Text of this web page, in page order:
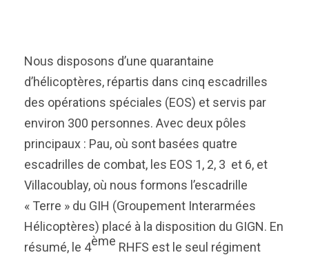
Nous disposons d’une quarantaine
d’hélicoptères, répartis dans cinq escadrilles
des opérations spéciales (EOS) et servis par
environ 300 personnes. Avec deux pôles
principaux : Pau, où sont basées quatre
escadrilles de combat, les EOS 1, 2, 3 et 6, et
Villacoublay, où nous formons l’escadrille
« Terre » du GIH (Groupement Interarmées
Hélicoptères) placé à la disposition du GIGN. En
résumé, le 4ème RHFS est le seul régiment